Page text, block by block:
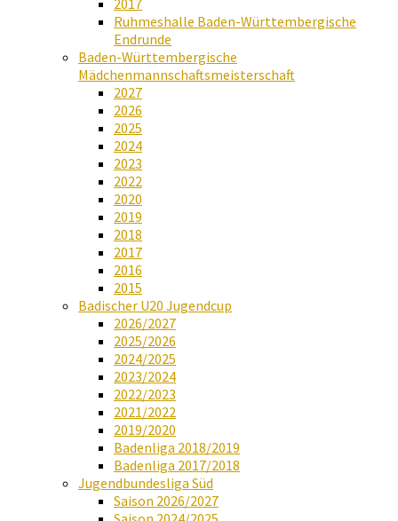
2017
Ruhmeshalle Baden-Württembergische
Endrunde
Baden-Württembergische
Mädchenmannschaftsmeisterschaft
2027
2026
2025
2024
2023
2022
2020
2019
2018
2017
2016
2015
Badischer U20 Jugendcup
2026/2027
2025/2026
2024/2025
2023/2024
2022/2023
2021/2022
2019/2020
Badenliga 2018/2019
Badenliga 2017/2018
Jugendbundesliga Süd
Saison 2026/2027